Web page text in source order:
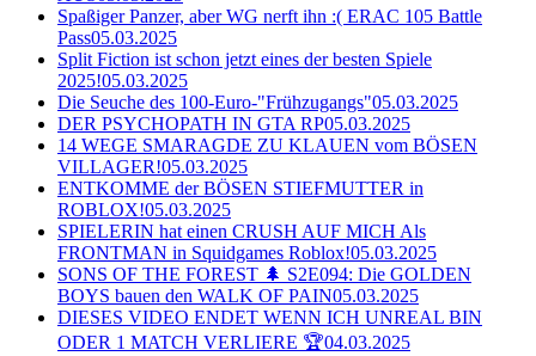
Spaßiger Panzer, aber WG nerft ihn :( ERAC 105 Battle
Pass05.03.2025
Split Fiction ist schon jetzt eines der besten Spiele
2025!05.03.2025
Die Seuche des 100-Euro-"Frühzugangs"05.03.2025
DER PSYCHOPATH IN GTA RP05.03.2025
14 WEGE SMARAGDE ZU KLAUEN vom BÖSEN
VILLAGER!05.03.2025
ENTKOMME der BÖSEN STIEFMUTTER in
ROBLOX!05.03.2025
SPIELERIN hat einen CRUSH AUF MICH Als
FRONTMAN in Squidgames Roblox!05.03.2025
SONS OF THE FOREST 🌲 S2E094: Die GOLDEN
BOYS bauen den WALK OF PAIN05.03.2025
DIESES VIDEO ENDET WENN ICH UNREAL BIN
ODER 1 MATCH VERLIERE 🏆04.03.2025